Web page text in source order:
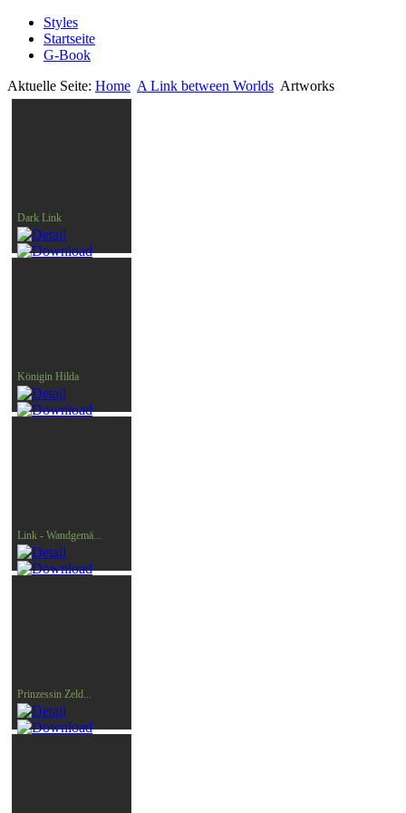
Styles
Startseite
G-Book
Aktuelle Seite: Home A Link between Worlds Artworks
Dark Link
Königin Hilda
Link - Wandgemä...
Prinzessin Zeld...